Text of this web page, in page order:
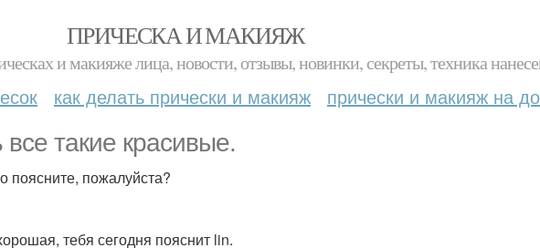
ПРИЧЕСКА И МАКИЯЖ
и макияже лица, новости, отзывы, новинки, секреты, техника
как делать прически и макияж прически и макияж на
все такие красивые.
поясните, пожалуйста?
тебя сегодня пояснит lin.